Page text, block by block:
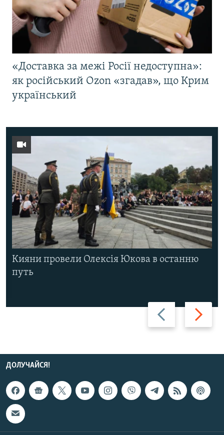
«Доставка за межі Росії недоступна»:
як російський Ozon «згадав», що Крим
український
Назад Вперед
Кияни провели Олексія Юкова в останню
путь
ДОЛУЧАЙСЯ!